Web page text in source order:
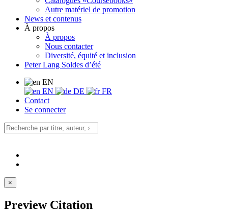
Autre matériel de promotion
News et contenus
À propos
À propos
Nous contacter
Diversité, équité et inclusion
Peter Lang Soldes d’été
EN
EN
DE
FR
Contact
Se connecter
×
Preview Citation